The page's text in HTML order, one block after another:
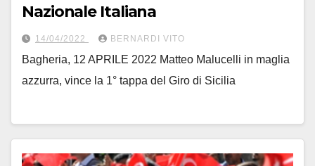
Nazionale Italiana
14/04/2022 BERNARDI VITO
Bagheria, 12 APRILE 2022 Matteo Malucelli in maglia
azzurra, vince la 1° tappa del Giro di Sicilia